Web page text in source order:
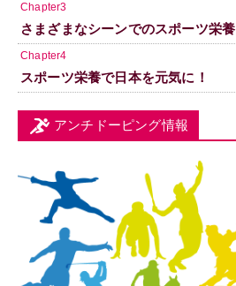
Chapter3
さまざまなシーンでのスポーツ栄養
Chapter4
スポーツ栄養で日本を元気に！
アンチドーピング情報